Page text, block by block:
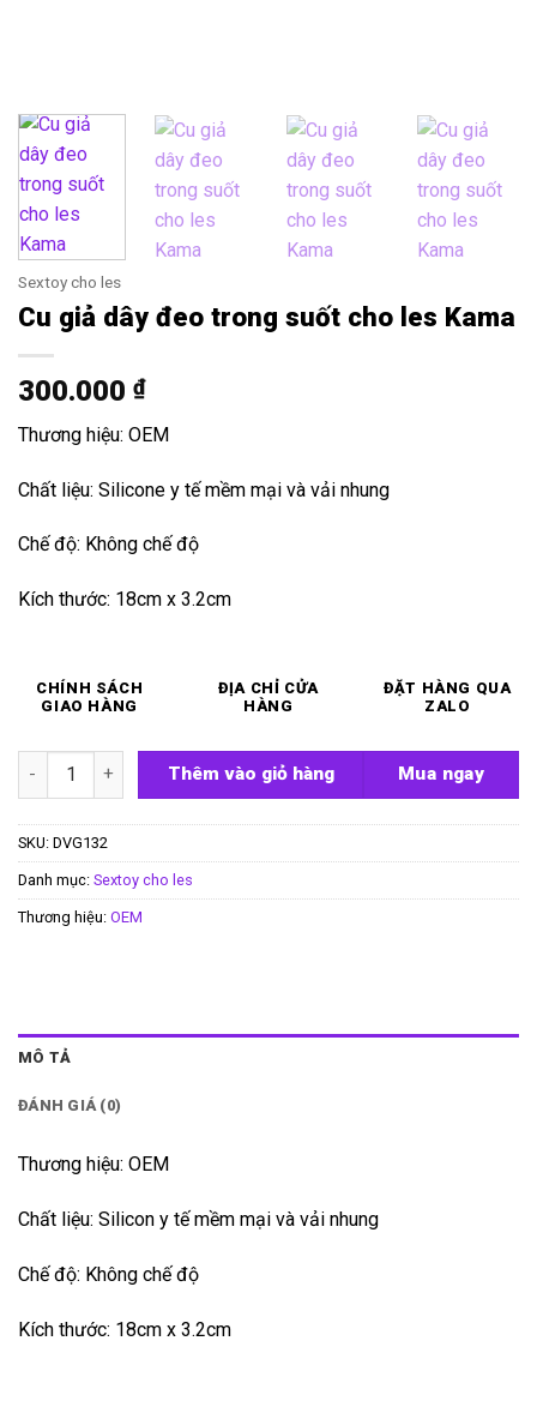
Sextoy cho les
Cu giả dây đeo trong suốt cho les Kama
300.000 ₫
Thương hiệu: OEM
Chất liệu: Silicone y tế mềm mại và vải nhung
Chế độ: Không chế độ
Kích thước: 18cm x 3.2cm
CHÍNH SÁCH
GIAO HÀNG
ĐỊA CHỈ CỬA
HÀNG
ĐẶT HÀNG QUA
ZALO
Cu giả dây đeo trong suốt cho les Kama số lượng
Thêm vào giỏ hàng Mua ngay
SKU: DVG132
Danh mục: Sextoy cho les
Thương hiệu: OEM
MÔ TẢ
ĐÁNH GIÁ (0)
Thương hiệu: OEM
Chất liệu: Silicon y tế mềm mại và vải nhung
Chế độ: Không chế độ
Kích thước: 18cm x 3.2cm